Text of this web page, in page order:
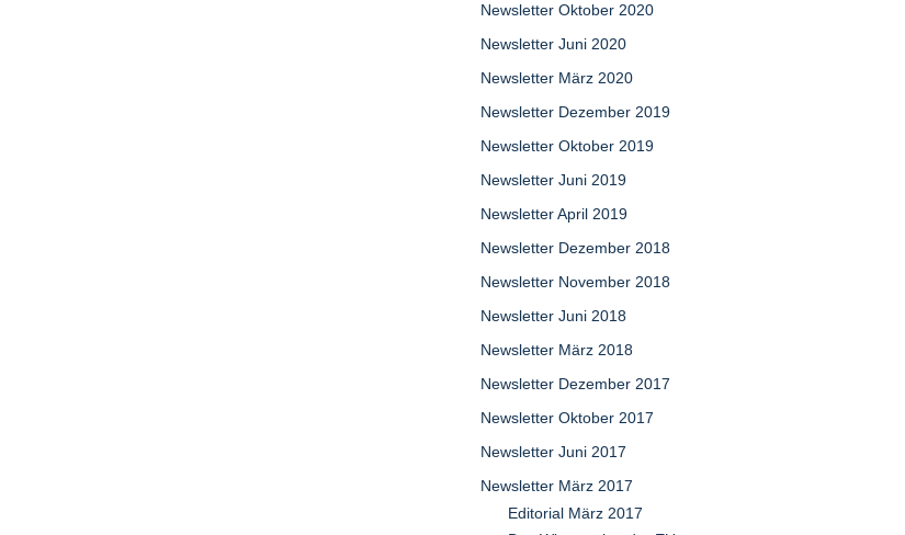
Newsletter Oktober 2020
Newsletter Juni 2020
Newsletter März 2020
Newsletter Dezember 2019
Newsletter Oktober 2019
Newsletter Juni 2019
Newsletter April 2019
Newsletter Dezember 2018
Newsletter November 2018
Newsletter Juni 2018
Newsletter März 2018
Newsletter Dezember 2017
Newsletter Oktober 2017
Newsletter Juni 2017
Newsletter März 2017
Editorial März 2017